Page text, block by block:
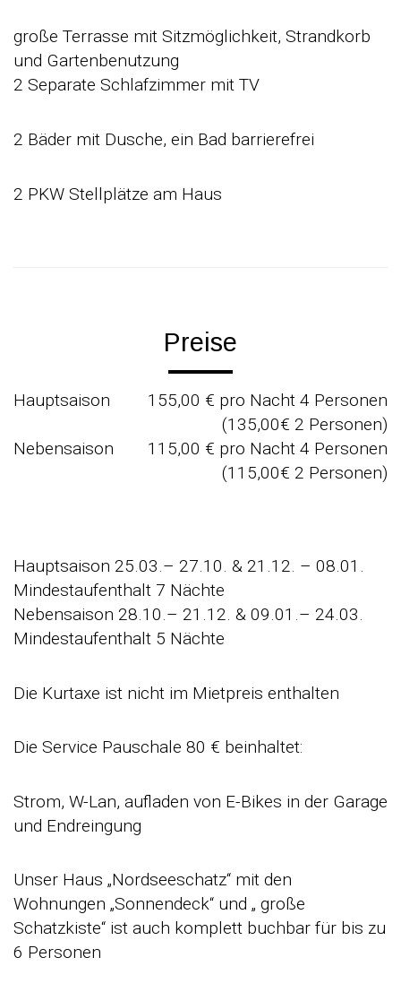
große Terrasse mit Sitzmöglichkeit, Strandkorb
und Gartenbenutzung
2 Separate Schlafzimmer mit TV
2 Bäder mit Dusche, ein Bad barrierefrei
2 PKW Stellplätze am Haus
Preise
Hauptsaison
155,00 € pro Nacht 4 Personen
(135,00€ 2 Personen)
Nebensaison
115,00 € pro Nacht 4 Personen
(115,00€ 2 Personen)
Hauptsaison 25.03.– 27.10. & 21.12. – 08.01.
Mindestaufenthalt 7 Nächte
Nebensaison 28.10.– 21.12. & 09.01.– 24.03.
Mindestaufenthalt 5 Nächte
Die Kurtaxe ist nicht im Mietpreis enthalten
Die Service Pauschale 80 € beinhaltet:
Strom, W-Lan, aufladen von E-Bikes in der Garage
und Endreingung
Unser Haus „Nordseeschatz“ mit den
Wohnungen „Sonnendeck“ und „ große
Schatzkiste“ ist auch komplett buchbar für bis zu
6 Personen